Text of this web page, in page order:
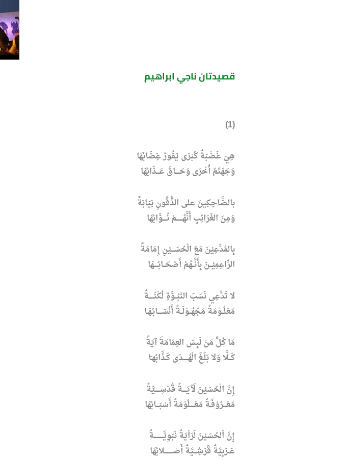
قصيدتان ناجي ابراهيم
(1)
هِيَ غَضْبَةٌ كُبْرَى يَفُورُ غِضَابُهَا
وَجَهَنّمٌ أُخْرَى وَحَــــاقَ عَـــذَابُهَا
بالضَّاحِكِينَ على الذُّقُونِ نِيَابَةً
وَمِنَ الغَرَائِبِ أَنَّهُــــــمْ نُــــوَّابُهَا
بِالمُدَّعِيْنَ مَعَ الْحُسَـــيْنِ إِمَامَةً
الزّاعِمِيْــنَ بِأَنَّــهُمْ أَصْحَــابُــــهَا
لا تَدَّعِي نَسَبَ النّبُــوَّةِ لُكْنَـــــةٌ
مَعْلُــوْمَةٌ مَجْهُــوْلَــةٌ أَنْسَــــابُـهَـا
مَا كُلُّ مَنْ لَبِسَ العِمَامَةَ آيَةً
كَــلَّا وَلا بَلَـغَ الْهُـــــدَى كَـذَّابُهـَا
إِنَّ الْحُسَيْنَ لَآيَــــةٌ قُدْسِـــــيَّةٌ
مَعْـــرُوْفَـةٌ مَعْــــلُوْمَةٌ أَسْبَـــابُهَا
إِنَّ اْلحُسَيْنَ لَرَاْيَةٌ نَبَوِيَّـــــــــةٌ
عَــرَبِيَّةٌ قَرَشِـــيَّةٌ أَصْــــــــلابُهَا